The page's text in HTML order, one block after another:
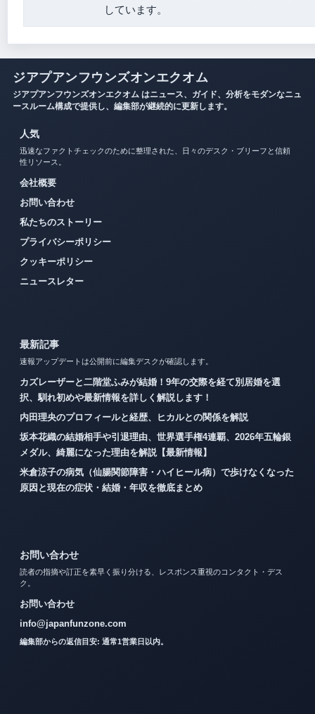
しています。
ジアプアンフウンズオンエクオム
ジアプアンフウンズオンエクオム はニュース、ガイド、分析をモダンなニュ
ースルーム構成で提供し、編集部が継続的に更新します。
人気
迅速なファクトチェックのために整理された、日々のデスク・ブリーフと信頼
性リソース。
会社概要
お問い合わせ
私たちのストーリー
プライバシーポリシー
クッキーポリシー
ニュースレター
最新記事
速報アップデートは公開前に編集デスクが確認します。
カズレーザーと二階堂ふみが結婚！9年の交際を経て別居婚を選
択、馴れ初めや最新情報を詳しく解説します！
内田理央のプロフィールと経歴、ヒカルとの関係を解説
坂本花織の結婚相手や引退理由、世界選手権4連覇、2026年五輪銀
メダル、綺麗になった理由を解説【最新情報】
米倉涼子の病気（仙腸関節障害・ハイヒール病）で歩けなくなった
原因と現在の症状・結婚・年収を徹底まとめ
お問い合わせ
読者の指摘や訂正を素早く振り分ける、レスポンス重視のコンタクト・デス
ク。
お問い合わせ
info@japanfunzone.com
編集部からの返信目安: 通常1営業日以内。